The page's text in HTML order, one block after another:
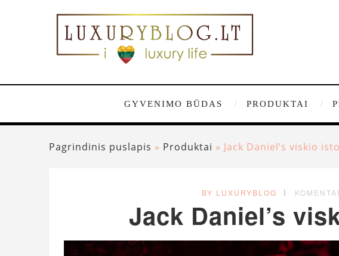
GYVENIMO BŪDAS PRODUKTAI
Pagrindinis puslapis » Produktai » Jack Daniel’s viskio
BY LUXURYBLOG
Jack Daniel’s